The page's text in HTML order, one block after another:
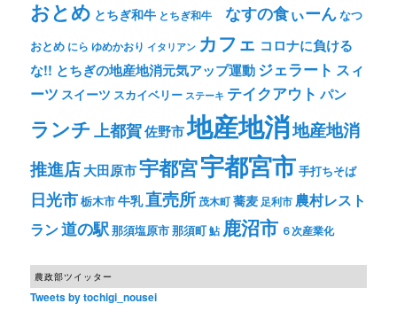
おとめ とちぎ和牛 とちぎ和牛 なすの食ぃーんなつ
おとめ にら ゆめかおり イタリアン カフェ コロナに負ける
な!! とちぎの地産地消元気アップ運動ジェラート スィ
ーツ スイーツ スカイベリー ステーキ テイクアウト パン
ランチ上都賀佐野市地産地消地産地消
推進店大田原市宇都宮宇都宮市手打ちそば
日光市栃木市牛乳直売所 茂木町蕎麦 足利市 農村レスト
ラン道の駅那須塩原市那須町鮎 鹿沼市 ６次産業化
農政部ツイッター
Tweets by tochigi_nousei